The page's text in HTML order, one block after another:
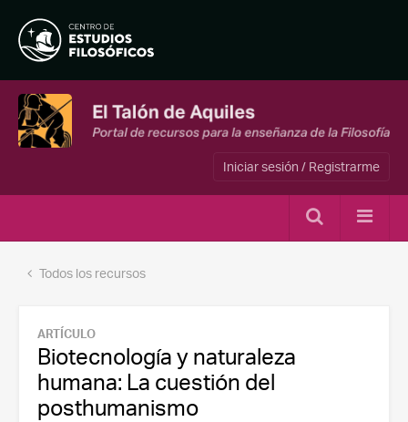
Iniciar sesión / Registrarme
Todos los recursos
ARTÍCULO
Biotecnología y naturaleza
humana: La cuestión del
posthumanismo